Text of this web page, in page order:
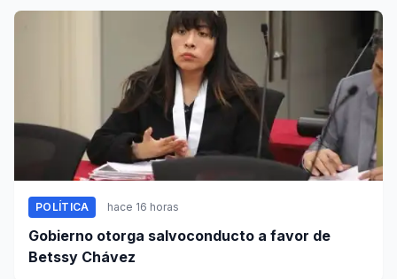
POLÍTICA hace 16 horas
Gobierno otorga salvoconducto a favor de
Betssy Chávez